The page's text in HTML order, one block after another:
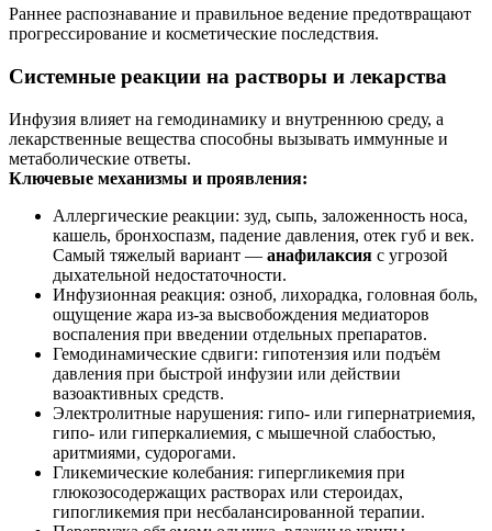
Раннее распознавание и правильное ведение предотвращают
прогрессирование и косметические последствия.
Системные реакции на растворы и лекарства
Инфузия влияет на гемодинамику и внутреннюю среду, а
лекарственные вещества способны вызывать иммунные и
метаболические ответы.
Ключевые механизмы и проявления:
Аллергические реакции: зуд, сыпь, заложенность носа,
кашель, бронхоспазм, падение давления, отек губ и век.
Самый тяжелый вариант — анафилаксия с угрозой
дыхательной недостаточности.
Инфузионная реакция: озноб, лихорадка, головная боль,
ощущение жара из‑за высвобождения медиаторов
воспаления при введении отдельных препаратов.
Гемодинамические сдвиги: гипотензия или подъём
давления при быстрой инфузии или действии
вазоактивных средств.
Электролитные нарушения: гипо‑ или гипернатриемия,
гипо‑ или гиперкалиемия, с мышечной слабостью,
аритмиями, судорогами.
Гликемические колебания: гипергликемия при
глюкозосодержащих растворах или стероидах,
гипогликемия при несбалансированной терапии.